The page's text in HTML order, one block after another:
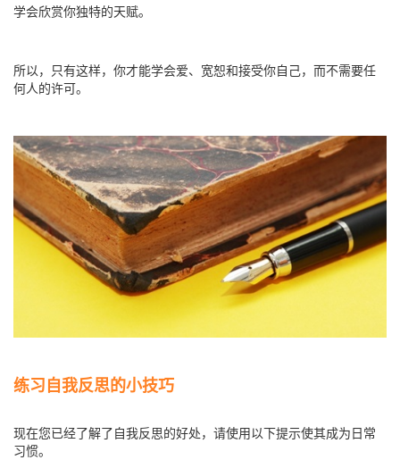
学会欣赏你独特的天赋。
所以，只有这样，你才能学会爱、宽恕和接受你自己，而不需要任
何人的许可。
练习自我反思的小技巧
现在您已经了解了自我反思的好处，请使用以下提示使其成为日常
习惯。